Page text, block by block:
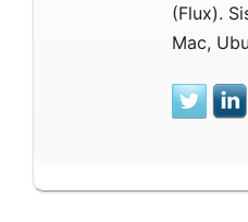
(Flux).
Mac,